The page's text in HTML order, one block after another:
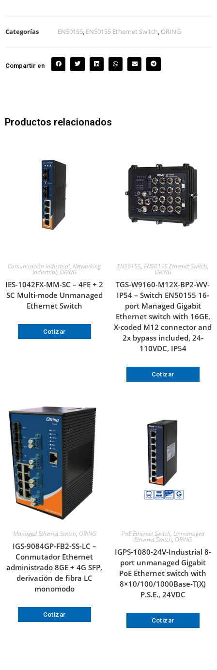
Categorías EN50155 EN50155 Ethernet Switch ORING
Compartir en
Productos relacionados
Comunicación Industrial, Networking
Industrial, ORING
IES-1042FX-MM-SC – 4FE + 2
SC Multi-mode Unmanaged
Ethernet Switch
Cotizar
EN50155, EN50155 Ethernet Switch,
ORING
TGS-W9160-M12X-BP2-WV-
IP54 – Switch EN50155 16-
port Managed Gigabit
Ethernet switch with 16GE,
X-coded M12 connector and
2x bypass included, 24-
110VDC, IP54
Cotizar
Managed Ethernet Switch, ORING
IGS-9084GP-FB2-SS-LC –
Conmutador Ethernet
administrado 8GE + 4G SFP,
derivación de fibra LC
monomodo
Cotizar
PoE Ethernet Switch, Unmanaged
Ethernet Switch, ORING
IGPS-1080-24V-Industrial 8-
port unmanaged Gigabit
PoE Ethernet switch with
8×10/100/1000Base-T(X)
P.S.E., 24VDC
Cotizar